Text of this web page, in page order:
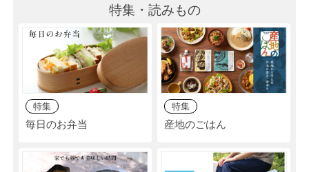
特集・読みもの
特集
毎日のお弁当
特集
産地のごはん